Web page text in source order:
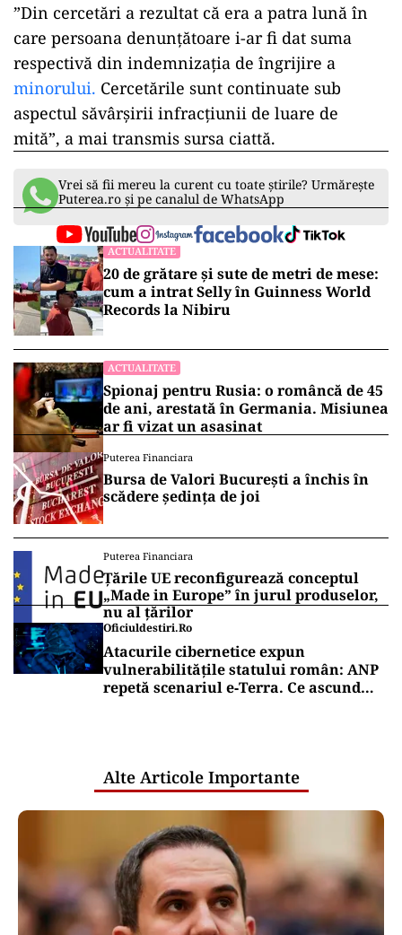
”Din cercetări a rezultat că era a patra lună în
care persoana denunţătoare i-ar fi dat suma
respectivă din indemnizaţia de îngrijire a
minorului. Cercetările sunt continuate sub
aspectul săvârşirii infracţiunii de luare de
mită”, a mai transmis sursa ciattă.
Vrei să fii mereu la curent cu toate știrile? Urmărește
Puterea.ro și pe canalul de WhatsApp
ACTUALITATE
20 de grătare și sute de metri de mese:
cum a intrat Selly în Guinness World
Records la Nibiru
ACTUALITATE
Spionaj pentru Rusia: o româncă de 45
de ani, arestată în Germania. Misiunea
ar fi vizat un asasinat
Puterea Financiara
Bursa de Valori București a închis în
scădere ședința de joi
Puterea Financiara
Țările UE reconfigurează conceptul
„Made in Europe” în jurul produselor,
nu al țărilor
Oficiuldestiri.ro
Atacurile cibernetice expun
vulnerabilitățile statului român: ANP
repetă scenariul e‑Terra. Ce ascund
Alte Articole Importante